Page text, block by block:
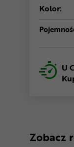
Kolor:
U
Zobacz